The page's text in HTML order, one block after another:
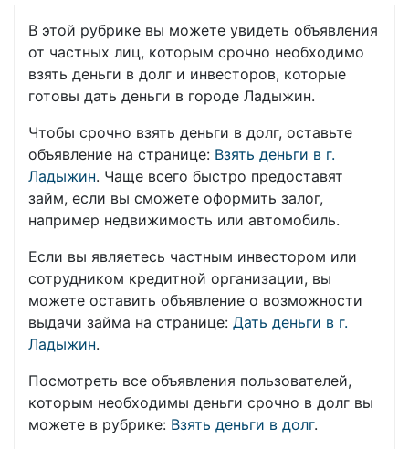
В этой рубрике вы можете увидеть объявления
от частных лиц, которым срочно необходимо
взять деньги в долг и инвесторов, которые
готовы дать деньги в городе Ладыжин.
Чтобы срочно взять деньги в долг, оставьте
объявление на странице: Взять деньги в г.
Ладыжин. Чаще всего быстро предоставят
займ, если вы сможете оформить залог,
например недвижимость или автомобиль.
Если вы являетесь частным инвестором или
сотрудником кредитной организации, вы
можете оставить объявление о возможности
выдачи займа на странице: Дать деньги в г.
Ладыжин.
Посмотреть все объявления пользователей,
которым необходимы деньги срочно в долг вы
можете в рубрике: Взять деньги в долг.